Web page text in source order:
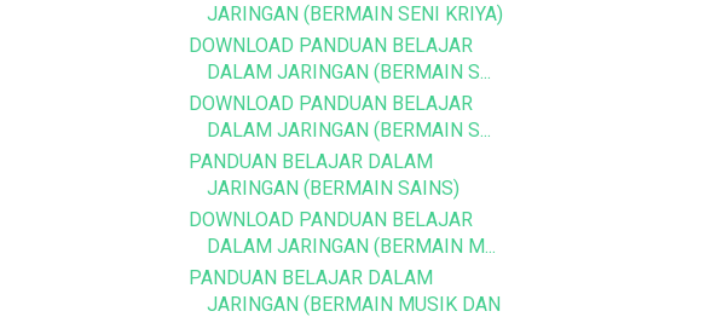
JARINGAN (BERMAIN SENI KRIYA)
DOWNLOAD PANDUAN BELAJAR
DALAM JARINGAN (BERMAIN S...
DOWNLOAD PANDUAN BELAJAR
DALAM JARINGAN (BERMAIN S...
PANDUAN BELAJAR DALAM
JARINGAN (BERMAIN SAINS)
DOWNLOAD PANDUAN BELAJAR
DALAM JARINGAN (BERMAIN M...
PANDUAN BELAJAR DALAM
JARINGAN (BERMAIN MUSIK DAN